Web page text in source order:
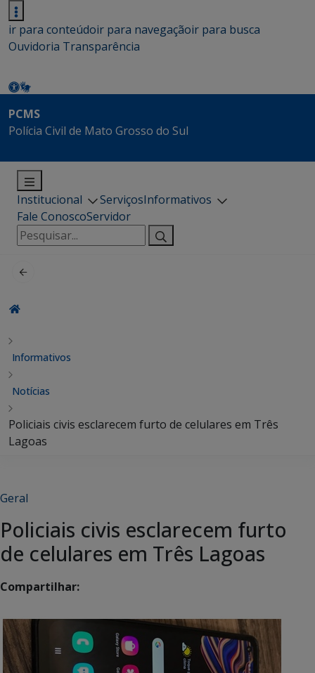
ir para conteúdoir para navegaçãoir para busca
Ouvidoria Transparência
PCMS
Polícia Civil de Mato Grosso do Sul
Institucional ServiçosInformativos
Fale ConoscoServidor
Pesquisar
por:
Informativos
Notícias
Policiais civis esclarecem furto de celulares em Três
Lagoas
Geral
Policiais civis esclarecem furto
de celulares em Três Lagoas
Compartilhar: